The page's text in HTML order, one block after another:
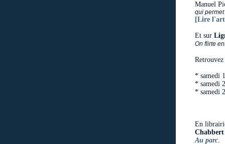
Manuel
qui
[Lire
Et sur
On flirte
Retrouvez
* samedi
* samedi
* samedi
En
Chabbert
Au parc.